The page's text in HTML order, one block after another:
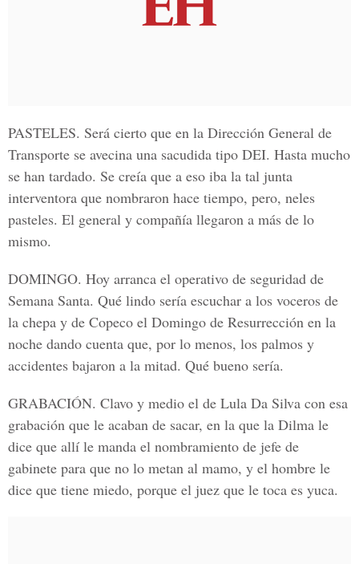
PASTELES. Será cierto que en la Dirección General de
Transporte se avecina una sacudida tipo DEI. Hasta mucho
se han tardado. Se creía que a eso iba la tal junta
interventora que nombraron hace tiempo, pero, neles
pasteles. El general y compañía llegaron a más de lo
mismo.
DOMINGO. Hoy arranca el operativo de seguridad de
Semana Santa. Qué lindo sería escuchar a los voceros de
la chepa y de Copeco el Domingo de Resurrección en la
noche dando cuenta que, por lo menos, los palmos y
accidentes bajaron a la mitad. Qué bueno sería.
GRABACIÓN. Clavo y medio el de Lula Da Silva con esa
grabación que le acaban de sacar, en la que la Dilma le
dice que allí le manda el nombramiento de jefe de
gabinete para que no lo metan al mamo, y el hombre le
dice que tiene miedo, porque el juez que le toca es yuca.